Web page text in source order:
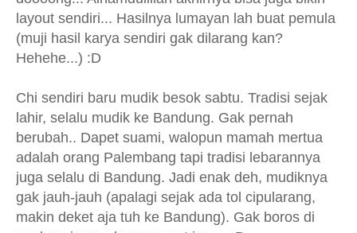
layout sendiri... Hasilnya lumayan lah buat pemula
(muji hasil karya sendiri gak dilarang kan?
Hehehe...) :D
Chi sendiri baru mudik besok sabtu. Tradisi sejak
lahir, selalu mudik ke Bandung. Gak pernah
berubah.. Dapet suami, walopun mamah mertua
adalah orang Palembang tapi tradisi lebarannya
juga selalu di Bandung. Jadi enak deh, mudiknya
gak jauh-jauh (apalagi sejak ada tol cipularang,
makin deket aja tuh ke Bandung). Gak boros di